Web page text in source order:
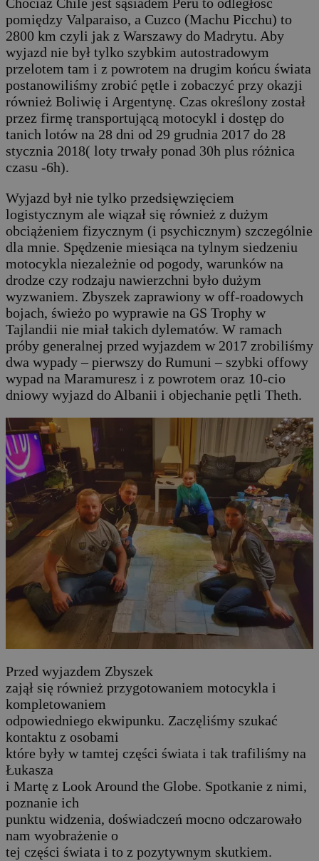
pomiędzy Valparaiso, a Cuzco (Machu Picchu) to
2800 km czyli jak z Warszawy do Madrytu. Aby
wyjazd nie był tylko szybkim autostradowym
przelotem tam i z powrotem na drugim końcu świata
postanowiliśmy zrobić pętle i zobaczyć przy okazji
również Boliwię i Argentynę. Czas określony został
przez firmę transportującą motocykl i dostęp do
tanich lotów na 28 dni od 29 grudnia 2017 do 28
stycznia 2018( loty trwały ponad 30h plus różnica
czasu -6h).
Wyjazd był nie tylko przedsięwzięciem
logistycznym ale wiązał się również z dużym
obciążeniem fizycznym (i psychicznym) szczególnie
dla mnie. Spędzenie miesiąca na tylnym siedzeniu
motocykla niezależnie od pogody, warunków na
drodze czy rodzaju nawierzchni było dużym
wyzwaniem. Zbyszek zaprawiony w off-roadowych
bojach, świeżo po wyprawie na GS Trophy w
Tajlandii nie miał takich dylematów. W ramach
próby generalnej przed wyjazdem w 2017 zrobiliśmy
dwa wypady – pierwszy do Rumuni – szybki offowy
wypad na Maramuresz i z powrotem oraz 10-cio
dniowy wyjazd do Albanii i objechanie pętli Theth.
Przed wyjazdem Zbyszek
zajął się również przygotowaniem motocykla i
kompletowaniem
odpowiedniego ekwipunku. Zaczęliśmy szukać
kontaktu z osobami
które były w tamtej części świata i tak trafiliśmy na
Łukasza
i Martę z Look Around the Globe. Spotkanie z nimi,
poznanie ich
punktu widzenia, doświadczeń mocno odczarowało
nam wyobrażenie o
tej części świata i to z pozytywnym skutkiem.